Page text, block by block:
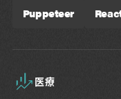
Puppeteer
医療